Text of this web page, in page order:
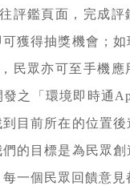
評鑑頁面，完成評
獲得抽獎機會；如
民眾亦可至手機應
之「環境即時通
目前所在的位置後
的目標是為民眾創
一個民眾回饋意見